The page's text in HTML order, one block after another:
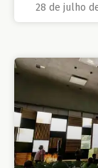
28 de julho